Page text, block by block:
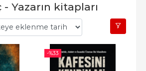
- Yazarın kitapları
-%33